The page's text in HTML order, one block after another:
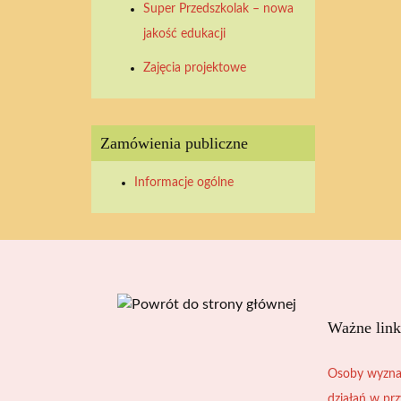
20262026 2026202620262026
Super Przedszkolak – nowa
jakość edukacji
Zajęcia projektowe
Zamówienia publiczne
Informacje ogólne
Ważne
Osoby